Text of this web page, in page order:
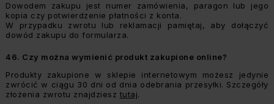
Dowodem zakupu jest numer zamówienia, paragon lub jego
kopia czy potwierdzenie płatności z konta.
W przypadku zwrotu lub reklamacji pamiętaj, aby dołączyć
dowód zakupu do formularza.
46. Czy można wymienić produkt zakupione online?
Produkty zakupione w sklepie internetowym możesz jedynie
zwrócić w ciągu 30 dni od dnia odebrania przesyłki. Szczegóły
złożenia zwrotu znajdziesz tutaj.